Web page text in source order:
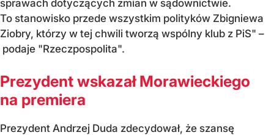
sprawach dotyczących zmian w sądownictwie.
To stanowisko przede wszystkim polityków Zbigniewa
Ziobry, którzy w tej chwili tworzą wspólny klub z PiS" –
podaje "Rzeczpospolita".
Prezydent wskazał Morawieckiego
na premiera
Prezydent Andrzej Duda zdecydował, że szansę